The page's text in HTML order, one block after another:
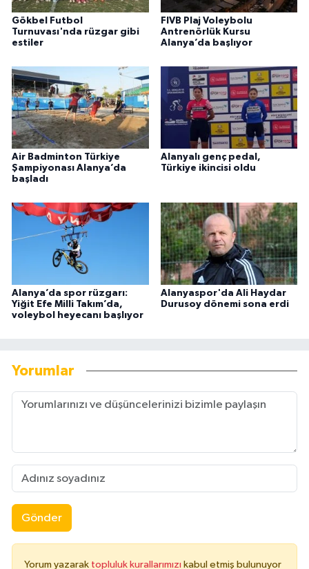
Gökbel Futbol
Turnuvası'nda rüzgar gibi
estiler
FIVB Plaj Voleybolu
Antrenörlük Kursu
Alanya’da başlıyor
Air Badminton Türkiye
Şampiyonası Alanya’da
başladı
Alanyalı genç pedal,
Türkiye ikincisi oldu
Alanya’da spor rüzgarı:
Yiğit Efe Milli Takım’da,
voleybol heyecanı başlıyor
Alanyaspor'da Ali Haydar
Durusoy dönemi sona erdi
Yorumlar
Gönder
Yorum yazarak topluluk kurallarımızı kabul etmiş bulunuyor